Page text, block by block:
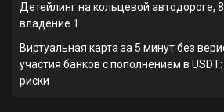
Детейлинг на кольцевой автодороге,
владение 1
Виртуальная карта за 5 минут без
участия банков с пополнением в
риски